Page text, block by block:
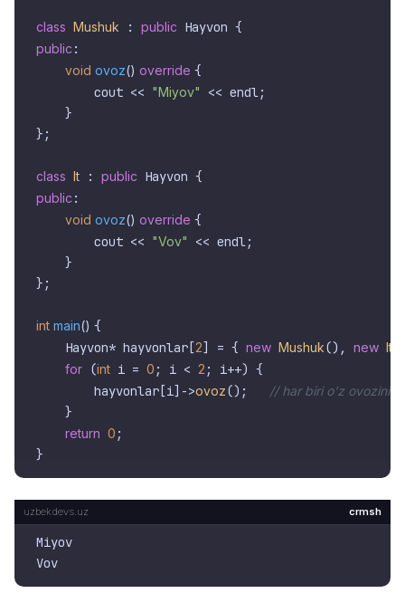
class Mushuk : public
public :
void ovoz() override {
        cout <<
"Miyov"
<< endl;
    }
};
class It : public
public :
void ovoz() override {
        cout <<
"Vov"
<< endl;
    }
};
int main() {
    Hayvon* hayvonlar[
2] = { new Mushuk(), new It
for (int i = 0 ; i < 2 ; i++) {
        hayvonlar[i]->
ovoz(); // har biri o'z ovozini
    }
return 0 ;
crmsh
Miyov